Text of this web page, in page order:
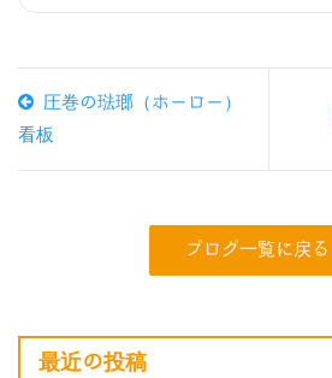
圧巻の琺瑯（ホーロー）
看板
ブログ一覧に戻る
最近の投稿